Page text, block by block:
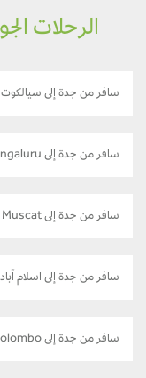
الرحلات
سافر من جدة إلى سيالكوت
سافر من جدة إلى Bengaluru
سافر من جدة إلى Muscat
سافر من جدة إلى اسلام آباد
سافر من جدة إلى Colombo